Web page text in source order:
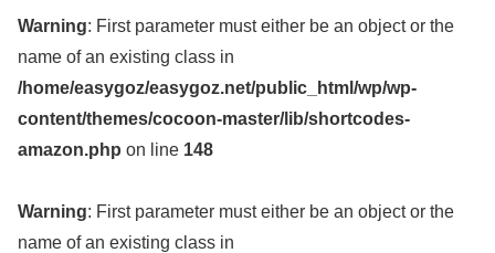
Warning: First parameter must either be an object or the
name of an existing class in
/home/easygoz/easygoz.net/public_html/wp/wp-
content/themes/cocoon-master/lib/shortcodes-
amazon.php on line 148
Warning: First parameter must either be an object or the
name of an existing class in